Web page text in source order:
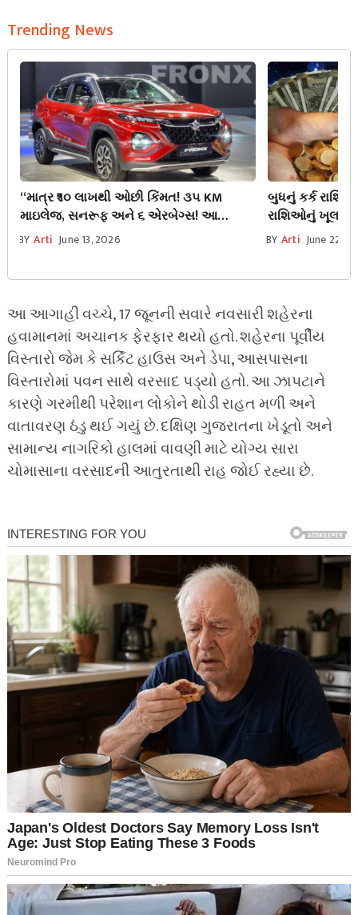
Trending News
“માત્ર ₹૧૦ લાખથી ઓછી કિંમત! ૩૫ KM
માઇલેજ, સનરૂફ અને ૬ એરબેગ્સ! આ
હાઈબ્રિડ SUV મચાવશે ધૂમ!”
BY Arti June 13, 2026
બુધનું કર્ક
રાશિઓનું ખૂલશે
થશે જબરદસ્ત
BY Arti June 22,
આ આગાહી વચ્ચે, 17 જૂનની સવારે નવસારી શહેરના
હવામાનમાં અચાનક ફેરફાર થયો હતો. શહેરના પૂર્વીય
વિસ્તારો જેમ કે સર્કિટ હાઉસ અને ડેપા, આસપાસના
વિસ્તારોમાં પવન સાથે વરસાદ પડ્યો હતો. આ ઝાપટાને
કારણે ગરમીથી પરેશાન લોકોને થોડી રાહત મળી અને
વાતાવરણ ઠંડુ થઈ ગયું છે. દક્ષિણ ગુજરાતના ખેડૂતો અને
સામાન્ય નાગરિકો હાલમાં વાવણી માટે યોગ્ય સારા
ચોમાસાના વરસાદની આતુરતાથી રાહ જોઈ રહ્યા છે.